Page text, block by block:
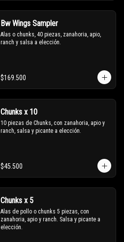
Bw Wings Sampler
Alas o chunks, 40 piezas, zanahoria, apio,
ranch y salsa a elección.
$169.500
Chunks x 10
10 piezas de Chunks, con zanahoria, apio y
ranch, salsa y picante a elección.
$45.500
Chunks x 5
Alas de pollo o chunks 5 piezas, con
zanahoria, apio y ranch. Salsa y picante a
elección.